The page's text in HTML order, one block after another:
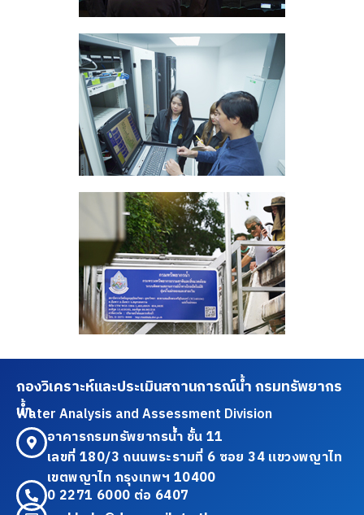
กองวิเคราะห์และประเมินสถานการณ์น้ำ กรมทรัพยากร
น้ำ
Water Analysis and Assessment Division
อาคารกรมทรัพยากรน้ำ ชั้น 11
เลขที่ 180/3 ถนนพระรามที่ 6 ซอย 34 แขวงพญาไท
เขตพญาไท กรุงเทพฯ 10400
0 2271 6000 ต่อ 6407